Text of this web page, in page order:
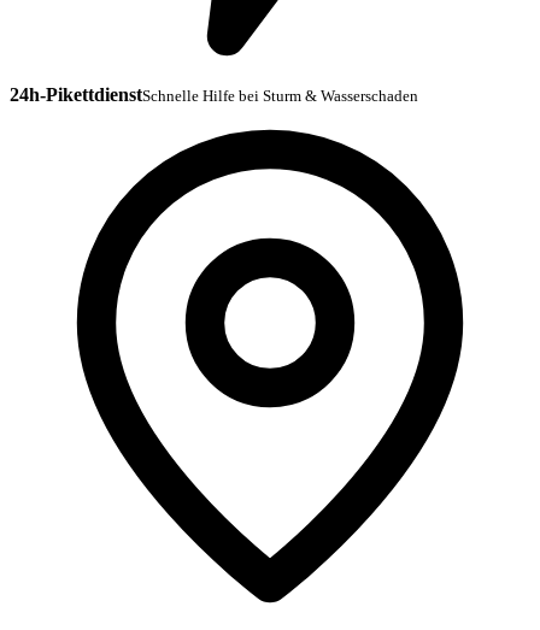
24h-PikettdienstSchnelle Hilfe bei Sturm & Wasserschaden